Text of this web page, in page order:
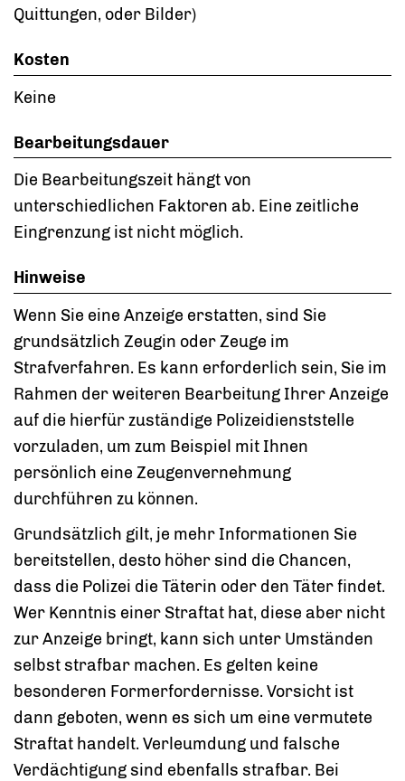
Quittungen, oder Bilder)
Kosten
Keine
Bearbeitungsdauer
Die Bearbeitungszeit hängt von
unterschiedlichen Faktoren ab. Eine zeitliche
Eingrenzung ist nicht möglich.
Hinweise
Wenn Sie eine Anzeige erstatten, sind Sie
grundsätzlich Zeugin oder Zeuge im
Strafverfahren. Es kann erforderlich sein, Sie im
Rahmen der weiteren Bearbeitung Ihrer Anzeige
auf die hierfür zuständige Polizeidienststelle
vorzuladen, um zum Beispiel mit Ihnen
persönlich eine Zeugenvernehmung
durchführen zu können.
Grundsätzlich gilt, je mehr Informationen Sie
bereitstellen, desto höher sind die Chancen,
dass die Polizei die Täterin oder den Täter findet.
Wer Kenntnis einer Straftat hat, diese aber nicht
zur Anzeige bringt, kann sich unter Umständen
selbst strafbar machen. Es gelten keine
besonderen Formerfordernisse. Vorsicht ist
dann geboten, wenn es sich um eine vermutete
Straftat handelt. Verleumdung und falsche
Verdächtigung sind ebenfalls strafbar. Bei